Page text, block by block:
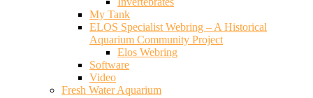
My Tank
ELOS Specialist Webring – A Historical
Aquarium Community Project
Elos Webring
Software
Video
Fresh Water Aquarium